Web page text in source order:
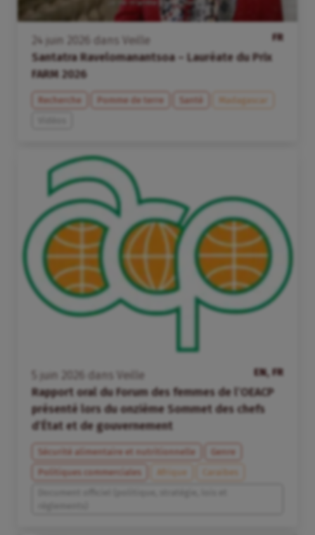
FR
24 juin dans
Veille
Santatra Ravelomanantsoa – Lauréate du Prix
FARM 2026
Recherche Pomme de terre Santé
Madagascar
EN, FR
juin dans
Veille
Rapport oral du Forum des femmes de l’OEACP
présenté lors du onzième Sommet des chefs
d’État et de gouvernement
Sécurité alimentaire et nutritionnelle
Genre
Politiques commerciales
Afrique
Caraïbes